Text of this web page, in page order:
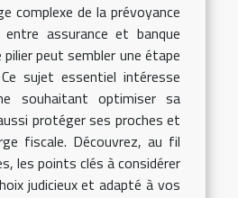
complexe de la prévoyance
assurance et banque
peut sembler une étape
sujet essentiel intéresse
souhaitant optimiser sa
protéger ses proches et
fiscale. Découvrez, au fil
les points clés à considérer
judicieux et adapté à vos